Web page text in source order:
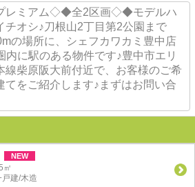
プレミアム◇◆全2区画◇◆モデルハ
オシ♪刀根山2丁目第2公園まで
の場所に、シェフカワカミ豊中店
内に駅のある物件です♪豊中市エリ
線柴原阪大前付近で、お客様のご希
てをご紹介します♪まずはお問い合
NEW
㎡
建/木造